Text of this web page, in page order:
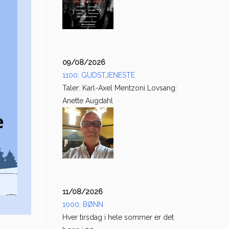
09/08/2026
1100: GUDSTJENESTE
Taler: Karl-Axel Mentzoni Lovsang:
Anette Augdahl
11/08/2026
1000: BØNN
Hver tirsdag i hele sommer er det